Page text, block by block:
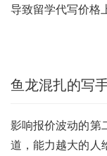
导致留学代写价格
鱼龙混扎的写
影响报价波动的第
道，能力越大的人